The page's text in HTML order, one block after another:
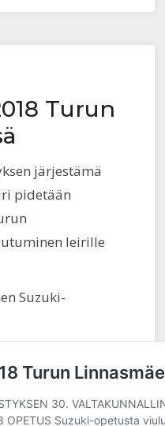
Turun
järjestämä
pidetään
leirille
Suzuki-